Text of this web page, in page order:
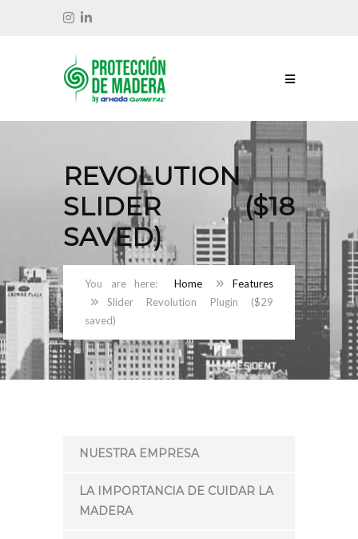
REVOLUTION
SLIDER ($18
SAVED)
Home
Features
Slider Revolution Plugin ($29
saved)
NUESTRA EMPRESA
LA IMPORTANCIA DE CUIDAR LA
MADERA